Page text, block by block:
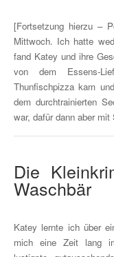
[Fortsetzung hierzu –
Mittwoch. Ich hatte
fand Katey und ihre
von dem Essens-
Thunfischpizza kam
dem durchtrainierten
war, dafür dann aber
Die
Waschbär
Katey lernte ich über
mich eine Zeit lang